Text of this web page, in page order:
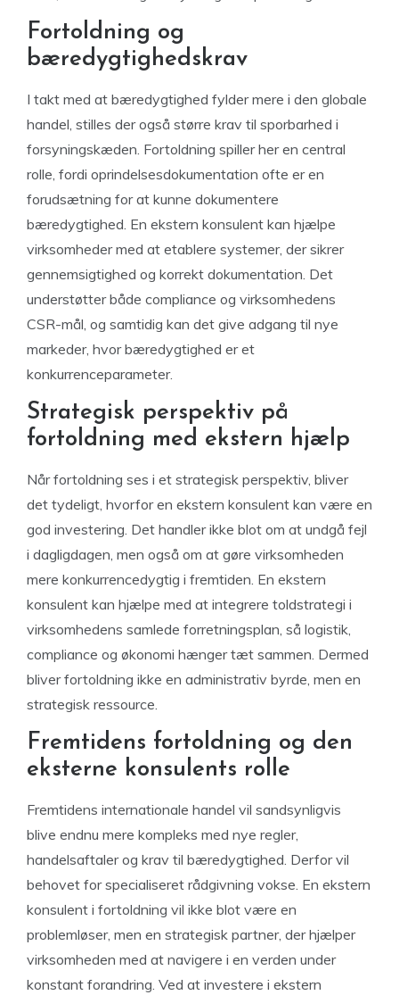
Fortoldning og
bæredygtighedskrav
I takt med at bæredygtighed fylder mere i den globale
handel, stilles der også større krav til sporbarhed i
forsyningskæden. Fortoldning spiller her en central
rolle, fordi oprindelsesdokumentation ofte er en
forudsætning for at kunne dokumentere
bæredygtighed. En ekstern konsulent kan hjælpe
virksomheder med at etablere systemer, der sikrer
gennemsigtighed og korrekt dokumentation. Det
understøtter både compliance og virksomhedens
CSR-mål, og samtidig kan det give adgang til nye
markeder, hvor bæredygtighed er et
konkurrenceparameter.
Strategisk perspektiv på
fortoldning med ekstern hjælp
Når fortoldning ses i et strategisk perspektiv, bliver
det tydeligt, hvorfor en ekstern konsulent kan være en
god investering. Det handler ikke blot om at undgå fejl
i dagligdagen, men også om at gøre virksomheden
mere konkurrencedygtig i fremtiden. En ekstern
konsulent kan hjælpe med at integrere toldstrategi i
virksomhedens samlede forretningsplan, så logistik,
compliance og økonomi hænger tæt sammen. Dermed
bliver fortoldning ikke en administrativ byrde, men en
strategisk ressource.
Fremtidens fortoldning og den
eksterne konsulents rolle
Fremtidens internationale handel vil sandsynligvis
blive endnu mere kompleks med nye regler,
handelsaftaler og krav til bæredygtighed. Derfor vil
behovet for specialiseret rådgivning vokse. En ekstern
konsulent i fortoldning vil ikke blot være en
problemløser, men en strategisk partner, der hjælper
virksomheden med at navigere i en verden under
konstant forandring. Ved at investere i ekstern